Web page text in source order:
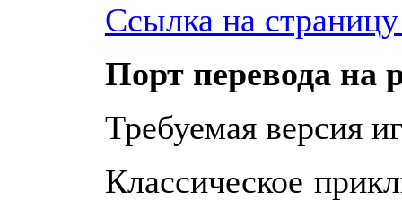
Ссылка на
Порт перевода на
Требуемая версия
Классическое